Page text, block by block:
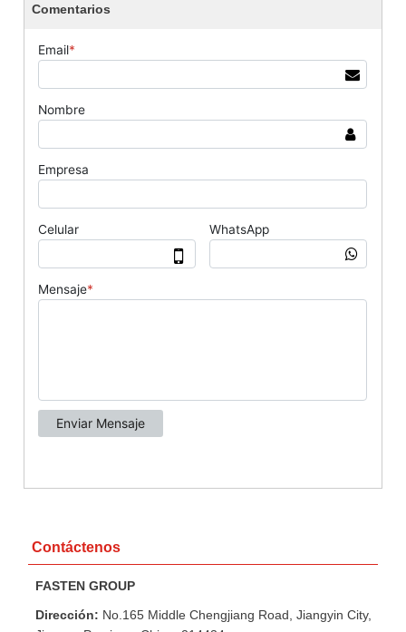
Comentarios
Contáctenos
FASTEN GROUP
Dirección: No.165 Middle Chengjiang Road, Jiangyin City,